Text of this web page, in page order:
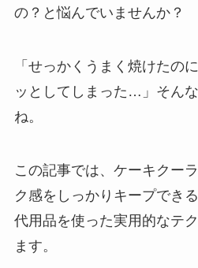
の？と悩んでいませんか？
「せっかくうまく焼けたの
ッとしてしまった…」そん
ね。
この記事では、ケーキクー
ク感をしっかりキープでき
代用品を使った実用的なテ
ます。